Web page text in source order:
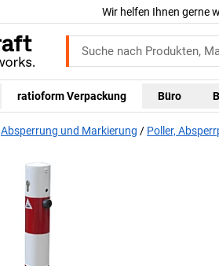
Wir helfen Ihnen gerne
ratioform Verpackung Büro
Absperrung und Markierung Poller,